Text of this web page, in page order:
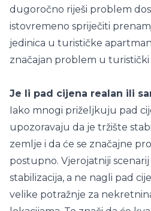
dugoročno riješi problem
istovremeno spriječiti
jedinica u turističke
značajan problem u turistički
Je li pad cijena realan ili
Iako mnogi priželjkuju pad
upozoravaju da je tržište
zemlje i da će se značajne
postupno. Vjerojatniji
stabilizacija, a ne nagli pad
velike potražnje za